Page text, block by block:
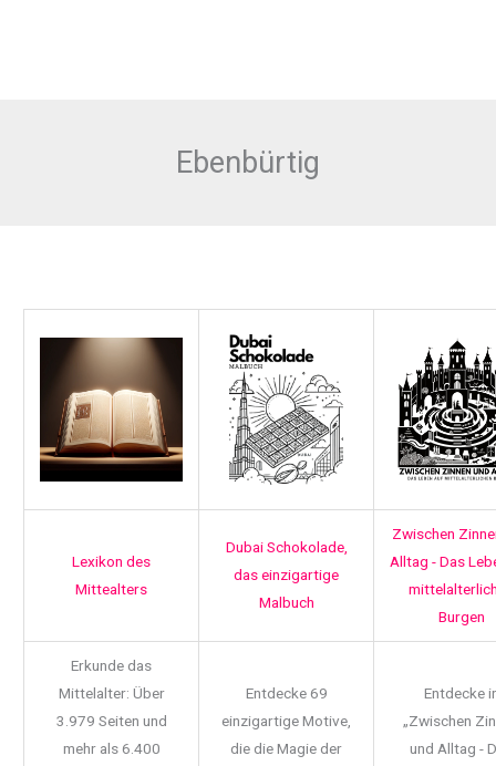
Ebenbürtig
Lexikon des
Mittealters
Dubai Schokolade,
das einzigartige
Malbuch
Zwischen
Alltag - Das
Burgen
Erkunde das
Mittelalter: Über
3.979 Seiten und
mehr als 6.400
Entdecke 69
einzigartige Motive,
die die Magie der
Entdecke
„Zwischen
und Alltag -